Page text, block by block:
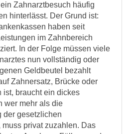
Zahnarztbesuch häufig
hinterlässt. Der Grund ist:
haben seit
im Zahnbereich
In der Folge müssen viele
nun vollständig oder
Geldbeutel bezahlt
Zahnersatz, Brücke oder
ist, braucht ein dickes
wer mehr als die
der gesetzlichen
privat zuzahlen. Das